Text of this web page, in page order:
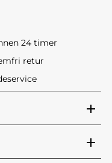
24 timer
retur